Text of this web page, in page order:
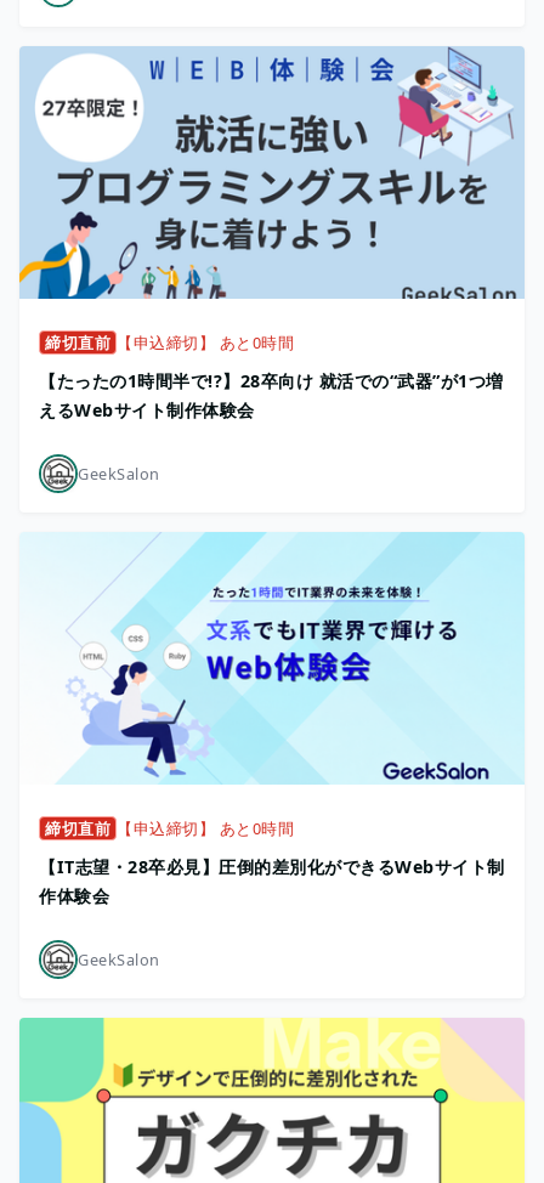
締切直前 【申込締切】 あと0時間
【たったの1時間半で!?】28卒向け 就活での“武器”が1つ増
えるWebサイト制作体験会
GeekSalon
締切直前 【申込締切】 あと0時間
【IT志望・28卒必見】圧倒的差別化ができるWebサイト制
作体験会
GeekSalon